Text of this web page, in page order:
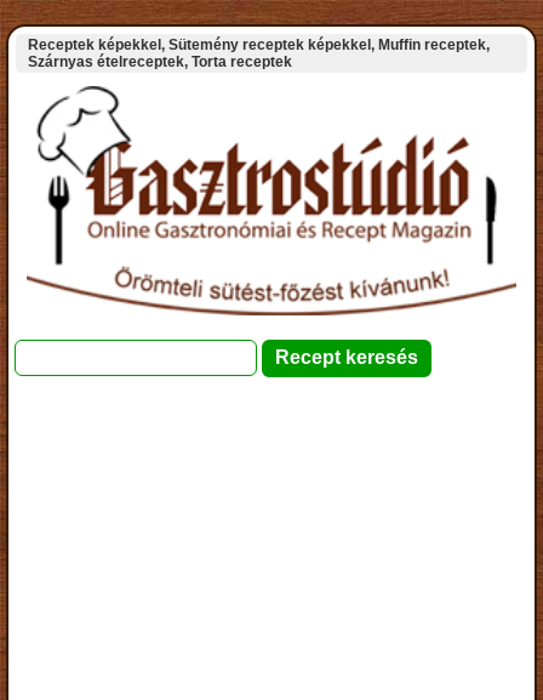
Receptek képekkel, Sütemény receptek képekkel, Muffin receptek,
Szárnyas ételreceptek, Torta receptek